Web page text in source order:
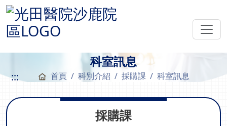
科室訊息
::: 首頁 科別介紹 採購課 科室訊息
採購課